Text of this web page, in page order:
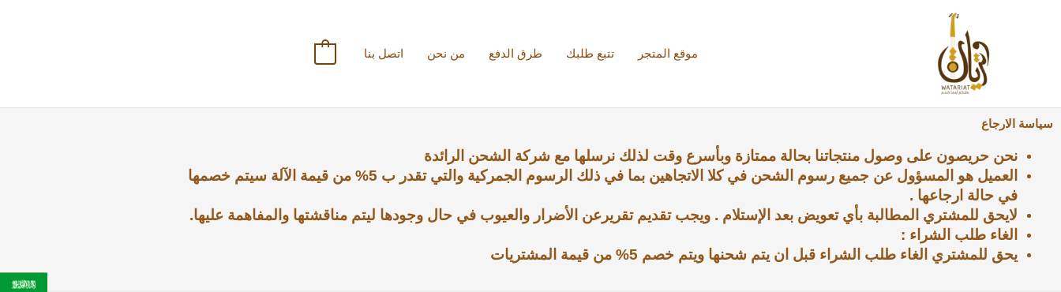
موقع المتجر تتبع طلبك طرق الدفع من نحن اتصل بنا
سياسة الارجاع
نحن حريصون على وصول منتجاتنا بحالة ممتازة وبأسرع وقت لذلك نرسلها مع شركة الشحن الرائدة
العميل هو المسؤول عن جميع رسوم الشحن في كلا الاتجاهين بما في ذلك الرسوم الجمركية والتي تقدر ب 5% من قيمة الآلة سيتم خصمها
في حالة ارجاعها .
لايحق للمشتري المطالبة بأي تعويض بعد الإستلام . ويجب تقديم تقريرعن الأضرار والعيوب في حال وجودها ليتم مناقشتها والمفاهمة عليها.
الغاء طلب الشراء :
يحق للمشتري الغاء طلب الشراء قبل ان يتم شحنها ويتم خصم 5% من قيمة المشتريات